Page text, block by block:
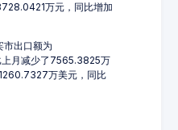
万元，同比增加
市出口额为
月减少了7565.3825万
万美元，同比